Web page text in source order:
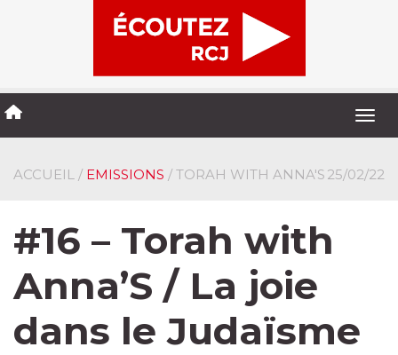
ACCUEIL / EMISSIONS / TORAH WITH ANNA'S 25/02/22
#16 – Torah with
Anna’S / La joie
dans le Judaïsme